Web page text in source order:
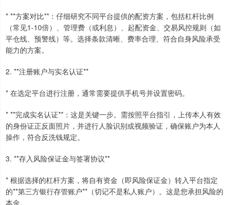
* **方案对比**：仔细研究不同平台提供的配资方案，包括杠杆比例
（常见1-10倍）、管理费（或利息）、起配资金、交易风控规则（如
平仓线、预警线）等。选择条款清晰、费率合理、符合自身风险承受
能力的方案。
2. **注册账户与实名认证**
* 在选定平台进行注册，通常需要提供手机号并设置密码。
* **完成实名认证**：这是关键一步。需按照平台指引，上传本人有效
的身份证正反面照片，并进行人脸识别或视频验证，确保账户为本人
操作，符合反洗钱规定。
3. **存入风险保证金与签署协议**
* 根据选择的杠杆方案，将自有资金（即风险保证金）转入平台指定
的**第三方银行存管账户**（切记不是私人账户）。这是您承担风险的
本金。